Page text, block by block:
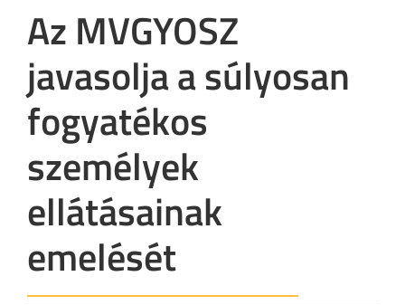
Az MVGYOSZ
javasolja a súlyosan
fogyatékos
személyek
ellátásainak
emelését